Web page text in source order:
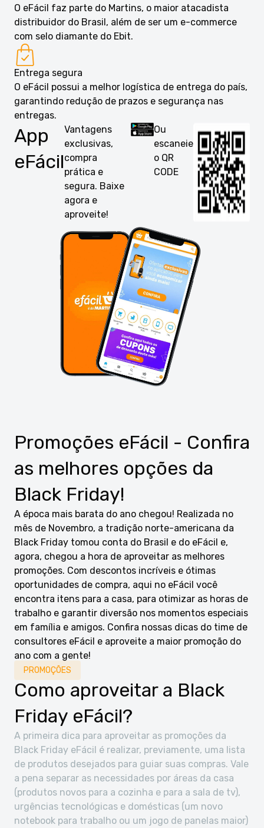
O eFácil faz parte do Martins, o maior atacadista
distribuidor do Brasil, além de ser um e-commerce
com selo diamante do Ebit.
Entrega segura
O eFácil possui a melhor logística de entrega do país,
garantindo redução de prazos e segurança nas
entregas.
App
eFácil
Vantagens
exclusivas,
compra
prática e
segura. Baixe
agora e
aproveite!
Ou
escaneie
o QR
CODE
Promoções eFácil - Confira
as melhores opções da
Black Friday!
A época mais barata do ano chegou! Realizada no
mês de Novembro, a tradição norte-americana da
Black Friday tomou conta do Brasil e do eFácil e,
agora, chegou a hora de aproveitar as melhores
promoções. Com descontos incríveis e ótimas
oportunidades de compra, aqui no eFácil você
encontra itens para a casa, para otimizar as horas de
trabalho e garantir diversão nos momentos especiais
em família e amigos. Confira nossas dicas do time de
consultores eFácil e aproveite a maior promoção do
ano com a gente!
PROMOÇÕES
Como aproveitar a Black
Friday eFácil?
A primeira dica para aproveitar as promoções da
Black Friday eFácil é realizar, previamente, uma lista
de produtos desejados para guiar suas compras. Vale
a pena separar as necessidades por áreas da casa
(produtos novos para a cozinha e para a sala de tv),
urgências tecnológicas e domésticas (um novo
notebook para trabalho ou um jogo de panelas maior)